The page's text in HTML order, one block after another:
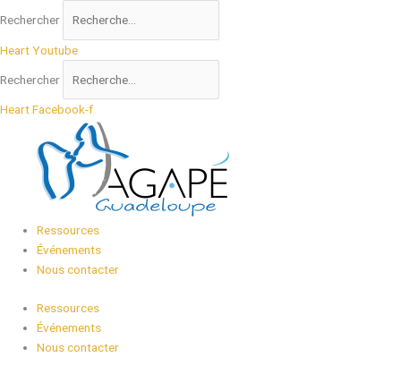
au
contenu
Rechercher
HeartYoutube
Rechercher
HeartFacebook-f
Ressources
Événements
Nous contacter
Ressources
Événements
Nous contacter